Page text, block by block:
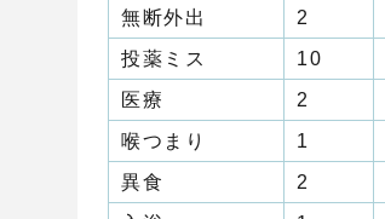
無断外出
2
投薬ミス
10
医療
2
喉つまり
1
異食
2